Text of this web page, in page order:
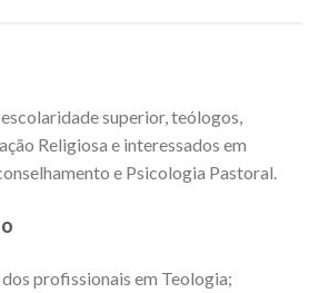
superior, teólogos,
Religiosa e interessados em
e Psicologia Pastoral.
profissionais em Teologia;